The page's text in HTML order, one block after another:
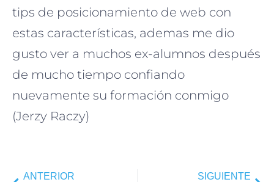
tips de posicionamiento de web con
estas características, ademas me dio
gusto ver a muchos ex-alumnos después
de mucho tiempo confiando
nuevamente su formación conmigo
(Jerzy Raczy)
ANTERIOR SIGUIENTE